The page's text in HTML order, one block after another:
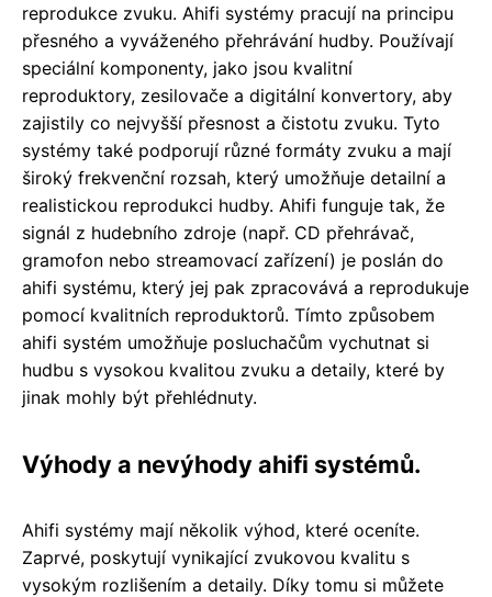
reprodukce zvuku. Ahifi systémy pracují na principu
přesného a vyváženého přehrávání hudby. Používají
speciální komponenty, jako jsou kvalitní
reproduktory, zesilovače a digitální konvertory, aby
zajistily co nejvyšší přesnost a čistotu zvuku. Tyto
systémy také podporují různé formáty zvuku a mají
široký frekvenční rozsah, který umožňuje detailní a
realistickou reprodukci hudby. Ahifi funguje tak, že
signál z hudebního zdroje (např. CD přehrávač,
gramofon nebo streamovací zařízení) je poslán do
ahifi systému, který jej pak zpracovává a reprodukuje
pomocí kvalitních reproduktorů. Tímto způsobem
ahifi systém umožňuje posluchačům vychutnat si
hudbu s vysokou kvalitou zvuku a detaily, které by
jinak mohly být přehlédnuty.
Výhody a nevýhody ahifi systémů.
Ahifi systémy mají několik výhod, které oceníte.
Zaprvé, poskytují vynikající zvukovou kvalitu s
vysokým rozlišením a detaily. Díky tomu si můžete